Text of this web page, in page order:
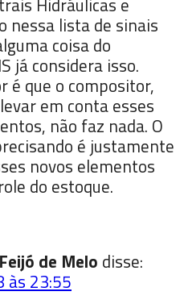
nessa lista de sinais
coisa do
já considera isso.
é que o compositor,
em conta esses
não faz nada. O
é justamente
novos elementos
do estoque.
de Melo disse:
às 23:55